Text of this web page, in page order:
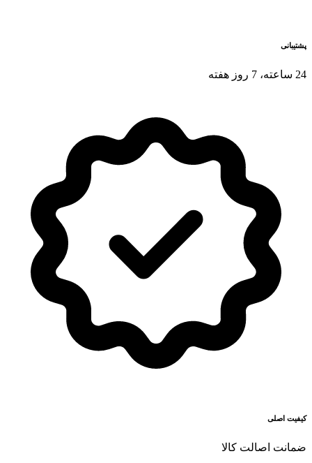
پشتیبانی
24 ساعته، 7 روز هفته
کیفیت اصلی
ضمانت اصالت کالا